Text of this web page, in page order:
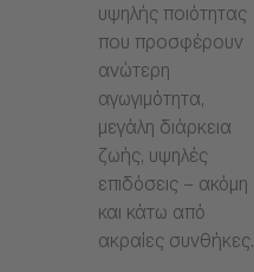
υψηλής ποιότητας
που προσφέρουν
ανώτερη
αγωγιμότητα,
μεγάλη διάρκεια
ζωής, υψηλές
επιδόσεις – ακόμη
και κάτω από
ακραίες συνθήκες.